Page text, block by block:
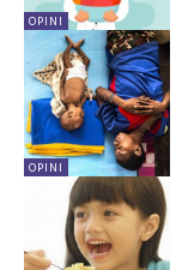
OPINI
OPINI